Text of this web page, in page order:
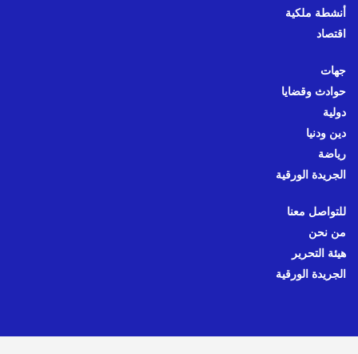
أنشطة ملكية
اقتصاد
جهات
حوادث وقضايا
دولية
دين ودنيا
رياضة
الجريدة الورقية
للتواصل معنا
من نحن
هيئة التحرير
الجريدة الورقية